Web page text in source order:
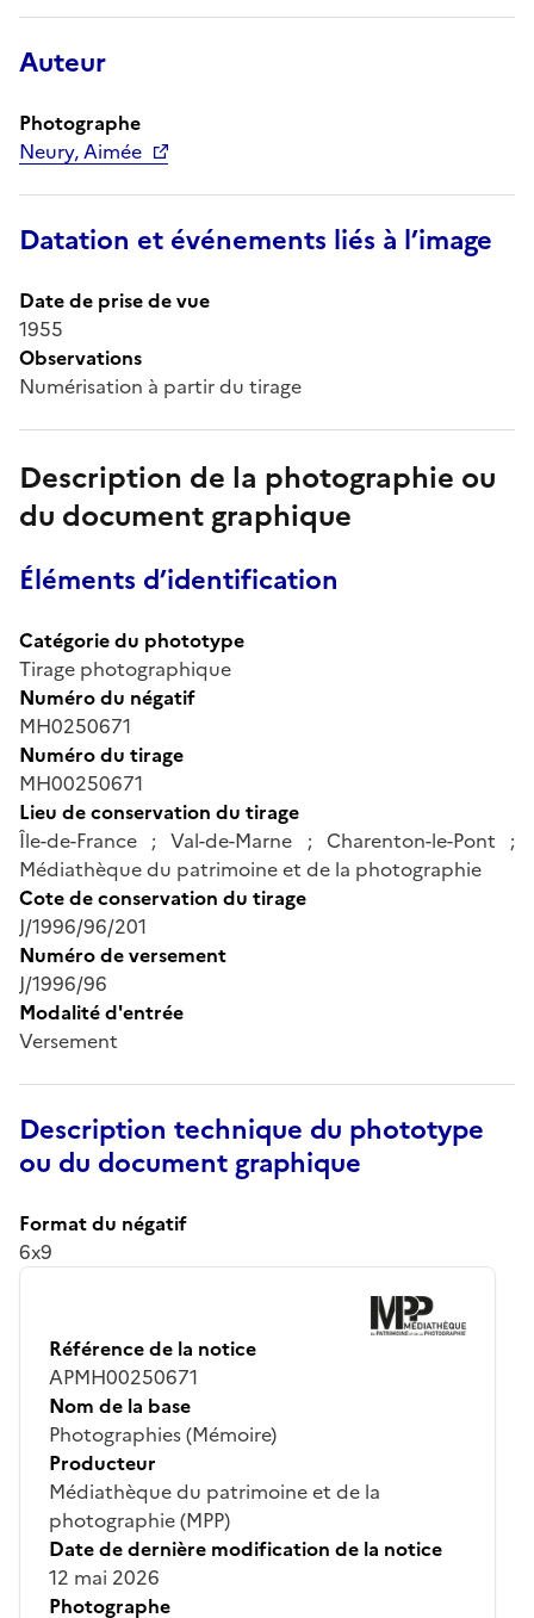
Auteur
Photographe
Neury, Aimée
Datation et événements liés à l’image
Date de prise de vue
1955
Observations
Numérisation à partir du tirage
Description de la photographie ou
du document graphique
Éléments d’identification
Catégorie du phototype
Tirage photographique
Numéro du négatif
MH0250671
Numéro du tirage
MH00250671
Lieu de conservation du tirage
Île-de-France ; Val-de-Marne ; Charenton-le-Pont ;
Médiathèque du patrimoine et de la photographie
Cote de conservation du tirage
J/1996/96/201
Numéro de versement
J/1996/96
Modalité d'entrée
Versement
Description technique du phototype
ou du document graphique
Format du négatif
6x9
Référence de la notice
APMH00250671
Nom de la base
Photographies (Mémoire)
Producteur
Médiathèque du patrimoine et de la
photographie (MPP)
Date de dernière modification de la notice
12 mai 2026
Photographe